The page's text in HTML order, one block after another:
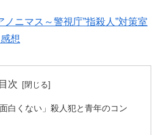
ノニマス～警視庁”指殺人”対策室
想
目次
白くない」殺人犯と青年のコン